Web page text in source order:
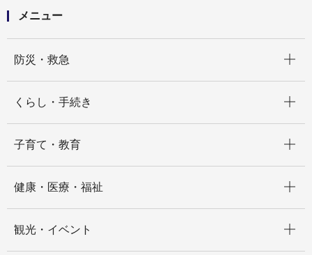
メニュー
防災・救急
くらし・手続き
子育て・教育
健康・医療・福祉
観光・イベント